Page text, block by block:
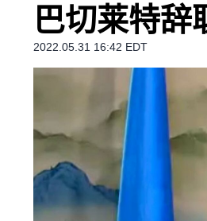
巴切莱特辞
2022.05.31 16:42 EDT